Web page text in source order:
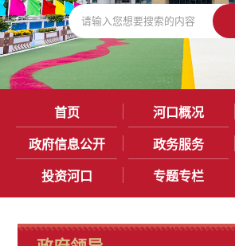
首页 河口概况
政府信息公开 政务服务
投资河口 专题专栏